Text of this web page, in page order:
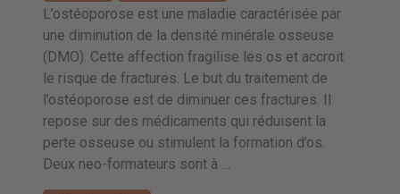
L’ostéoporose est une maladie caractérisée par
une diminution de la densité minérale osseuse
(DMO). Cette affection fragilise les os et accroit
le risque de fractures. Le but du traitement de
l’ostéoporose est de diminuer ces fractures. Il
repose sur des médicaments qui réduisent la
perte osseuse ou stimulent la formation d’os.
Deux neo-formateurs sont à …